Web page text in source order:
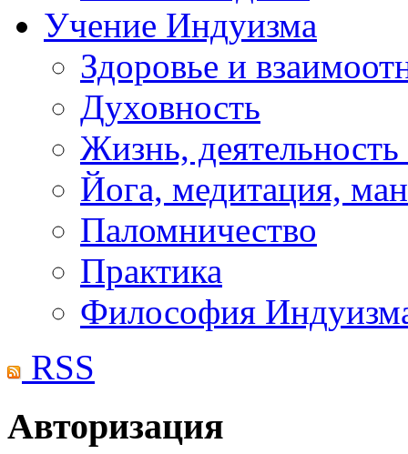
Учение Индуизма
Здоровье и
Духовность
Жизнь, деятельность
Йога, медитация,
Паломничество
Практика
Философия
RSS
Авторизация